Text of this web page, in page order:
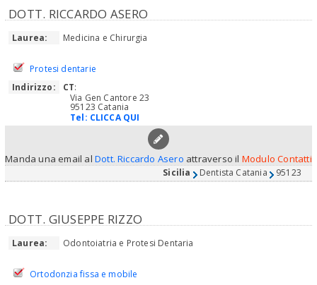
DOTT. RICCARDO ASERO
Laurea: Medicina e Chirurgia
Protesi dentarie
Indirizzo:
CT:
Via Gen Cantore 23
95123 Catania
Tel: CLICCA QUI
Manda una email al Dott. Riccardo Asero attraverso il Modulo Contatti
Sicilia Dentista Catania 95123
DOTT. GIUSEPPE RIZZO
Laurea: Odontoiatria e Protesi Dentaria
Ortodonzia fissa e mobile